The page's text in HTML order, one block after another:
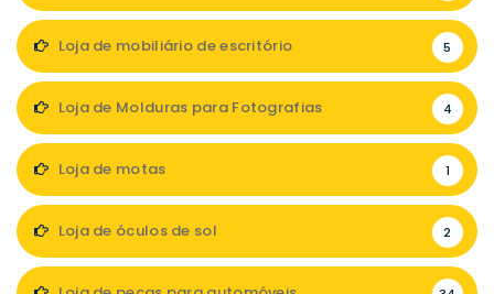
Loja de mobiliário de escritório 5
Loja de Molduras para Fotografias 4
Loja de motas 1
Loja de óculos de sol 2